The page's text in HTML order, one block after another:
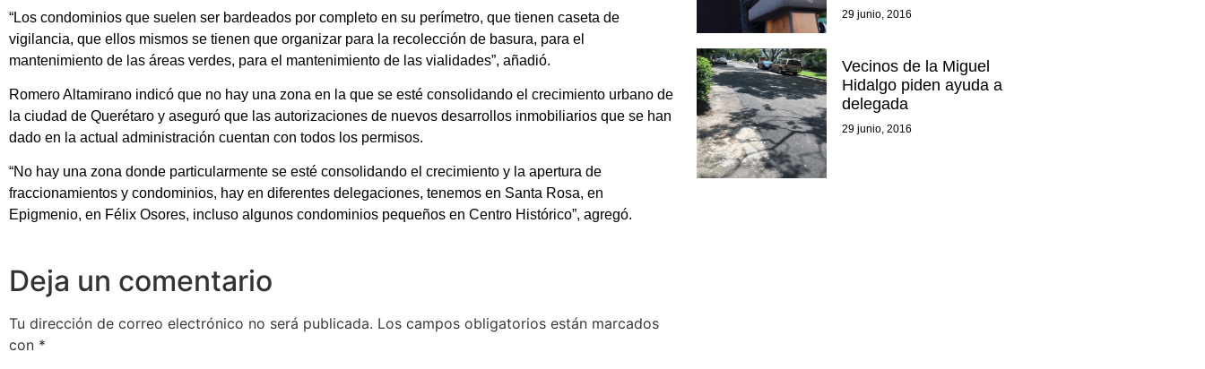
“Los condominios que suelen ser bardeados por completo en su perímetro, que tienen caseta de
vigilancia, que ellos mismos se tienen que organizar para la recolección de basura, para el
mantenimiento de las áreas verdes, para el mantenimiento de las vialidades”, añadió.
Romero Altamirano indicó que no hay una zona en la que se esté consolidando el crecimiento urbano de
la ciudad de Querétaro y aseguró que las autorizaciones de nuevos desarrollos inmobiliarios que se han
dado en la actual administración cuentan con todos los permisos.
“No hay una zona donde particularmente se esté consolidando el crecimiento y la apertura de
fraccionamientos y condominios, hay en diferentes delegaciones, tenemos en Santa Rosa, en
Epigmenio, en Félix Osores, incluso algunos condominios pequeños en Centro Histórico”, agregó.
Deja un comentario
Tu dirección de correo electrónico no será publicada. Los campos obligatorios están marcados
con *
29 junio, 2016
Vecinos de la Miguel
Hidalgo piden ayuda a
delegada
29 junio, 2016